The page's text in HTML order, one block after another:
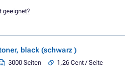
geeignet?
black (schwarz )
3000 Seiten
1,26 Cent / Seite